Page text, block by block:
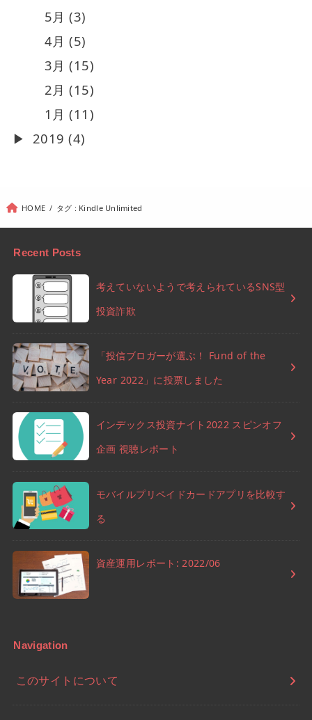
5月 (3)
4月 (5)
3月 (15)
2月 (15)
1月 (11)
2019 (4)
HOME タグ : Kindle Unlimited
Recent Posts
考えていないようで考えられているSNS型
投資詐欺
「投信ブロガーが選ぶ！ Fund of the
Year 2022」に投票しました
インデックス投資ナイト2022 スピンオフ
企画 視聴レポート
モバイルプリペイドカードアプリを比較す
る
資産運用レポート: 2022/06
Navigation
このサイトについて